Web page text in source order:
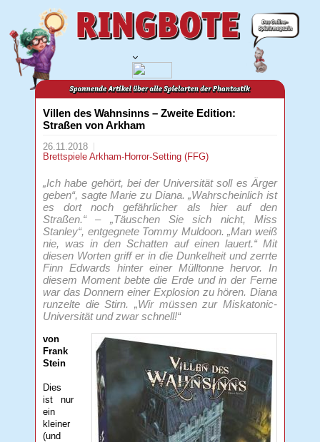
Villen des Wahnsinns – Zweite Edition:
Straßen von Arkham
26.11.2018
BrettspieleArkham-Horror-Setting (FFG)
„Ich habe gehört, bei der Universität soll es Ärger
geben“, sagte Marie zu Diana. „Wahrscheinlich ist
es dort noch gefährlicher als hier auf den
Straßen.“ – „Täuschen Sie sich nicht, Miss
Stanley“, entgegnete Tommy Muldoon. „Man weiß
nie, was in den Schatten auf einen lauert.“ Mit
diesen Worten griff er in die Dunkelheit und zerrte
Finn Edwards hinter einer Mülltonne hervor. In
diesem Moment bebte die Erde und in der Ferne
war das Donnern einer Explosion zu hören. Diana
runzelte die Stirn. „Wir müssen zur Miskatonic-
Universität und zwar schnell!“
von
Frank
Stein
Dies
ist nur
ein
kleiner
(und